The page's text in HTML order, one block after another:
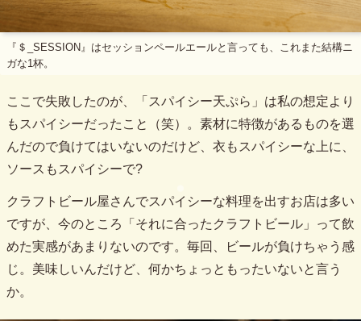
『＄_SESSION』はセッションペールエールと言っても、これまた結構ニ
ガな1杯。
ここで失敗したのが、「スパイシー天ぷら」は私の想定より
もスパイシーだったこと（笑）。素材に特徴があるものを選
んだので負けてはいないのだけど、衣もスパイシーな上に、
ソースもスパイシーで?
クラフトビール屋さんでスパイシーな料理を出すお店は多い
ですが、今のところ「それに合ったクラフトビール」って飲
めた実感があまりないのです。毎回、ビールが負けちゃう感
じ。美味しいんだけど、何かちょっともったいないと言う
か。